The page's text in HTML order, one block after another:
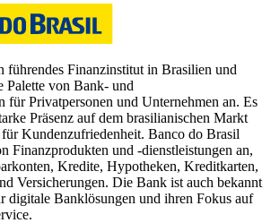
führendes Finanzinstitut in Brasilien und
Palette von Bank- und
für Privatpersonen und Unternehmen an. Es
Präsenz auf dem brasilianischen Markt
Kundenzufriedenheit. Banco do Brasil
Finanzprodukten und -dienstleistungen an,
Kredite, Hypotheken, Kreditkarten,
Versicherungen. Die Bank ist auch bekannt
digitale Banklösungen und ihren Fokus auf